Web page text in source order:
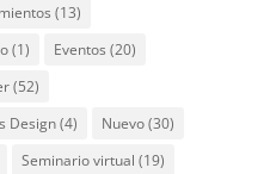
(13)
(1) Eventos (20)
(52)
Design(4) Nuevo(30)
Seminario virtual (19)